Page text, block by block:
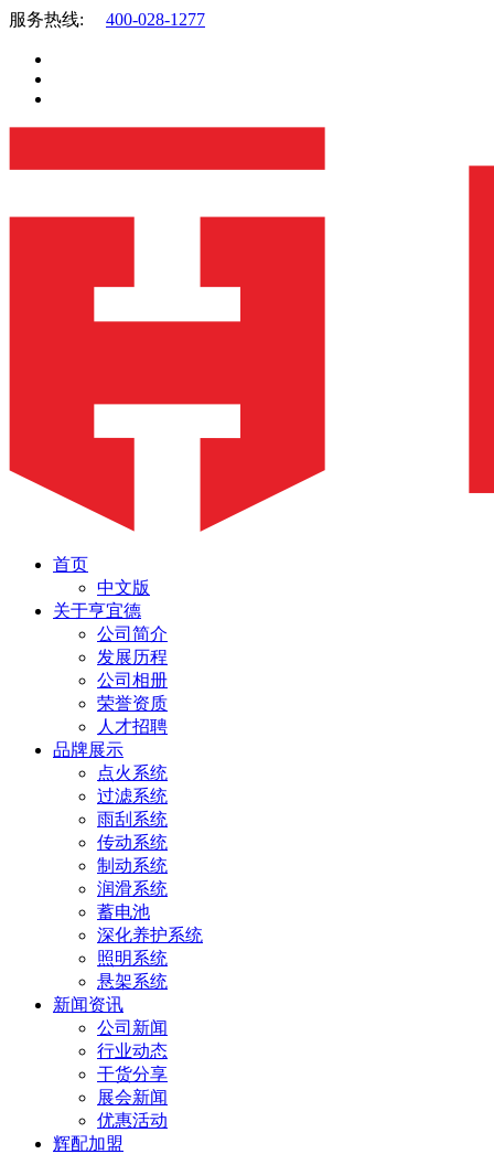
服务热线: 400-028-1277
首页
中文版
关于亨宜德
公司简介
发展历程
公司相册
荣誉资质
人才招聘
品牌展示
点火系统
过滤系统
雨刮系统
传动系统
制动系统
润滑系统
蓄电池
深化养护系统
照明系统
悬架系统
新闻资讯
公司新闻
行业动态
干货分享
展会新闻
优惠活动
辉配加盟